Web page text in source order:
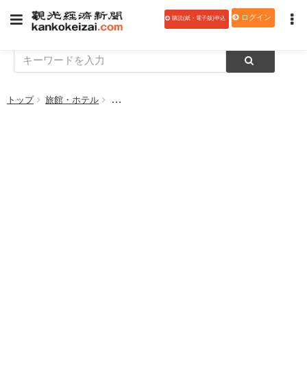
購読(紙・電子版)申込 ログイン
トップ 旅館・ホテル 横浜ベイシェラトン ホテル＆タワーズ、新テイ